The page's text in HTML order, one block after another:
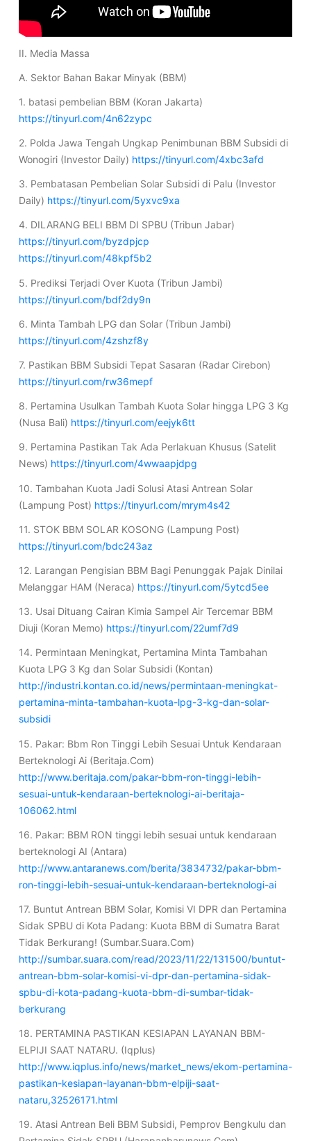
II. Media Massa
A. Sektor Bahan Bakar Minyak (BBM)
1. batasi pembelian BBM (Koran Jakarta)
https://tinyurl.com/4n62zypc
2. Polda Jawa Tengah Ungkap Penimbunan BBM Subsidi di
Wonogiri (Investor Daily) https://tinyurl.com/4xbc3afd
3. Pembatasan Pembelian Solar Subsidi di Palu (Investor
Daily) https://tinyurl.com/5yxvc9xa
4. DILARANG BELI BBM DI SPBU (Tribun Jabar)
https://tinyurl.com/byzdpjcp
https://tinyurl.com/48kpf5b2
5. Prediksi Terjadi Over Kuota (Tribun Jambi)
https://tinyurl.com/bdf2dy9n
6. Minta Tambah LPG dan Solar (Tribun Jambi)
https://tinyurl.com/4zshzf8y
7. Pastikan BBM Subsidi Tepat Sasaran (Radar Cirebon)
https://tinyurl.com/rw36mepf
8. Pertamina Usulkan Tambah Kuota Solar hingga LPG 3 Kg
(Nusa Bali) https://tinyurl.com/eejyk6tt
9. Pertamina Pastikan Tak Ada Perlakuan Khusus (Satelit
News) https://tinyurl.com/4wwaapjdpg
10. Tambahan Kuota Jadi Solusi Atasi Antrean Solar
(Lampung Post) https://tinyurl.com/mrym4s42
11. STOK BBM SOLAR KOSONG (Lampung Post)
https://tinyurl.com/bdc243az
12. Larangan Pengisian BBM Bagi Penunggak Pajak Dinilai
Melanggar HAM (Neraca) https://tinyurl.com/5ytcd5ee
13. Usai Dituang Cairan Kimia Sampel Air Tercemar BBM
Diuji (Koran Memo) https://tinyurl.com/22umf7d9
14. Permintaan Meningkat, Pertamina Minta Tambahan
Kuota LPG 3 Kg dan Solar Subsidi (Kontan)
http://industri.kontan.co.id/news/permintaan-meningkat-
pertamina-minta-tambahan-kuota-lpg-3-kg-dan-solar-
subsidi
15. Pakar: Bbm Ron Tinggi Lebih Sesuai Untuk Kendaraan
Berteknologi Ai (Beritaja.Com)
http://www.beritaja.com/pakar-bbm-ron-tinggi-lebih-
sesuai-untuk-kendaraan-berteknologi-ai-beritaja-
106062.html
16. Pakar: BBM RON tinggi lebih sesuai untuk kendaraan
berteknologi AI (Antara)
http://www.antaranews.com/berita/3834732/pakar-bbm-
ron-tinggi-lebih-sesuai-untuk-kendaraan-berteknologi-ai
17. Buntut Antrean BBM Solar, Komisi VI DPR dan Pertamina
Sidak SPBU di Kota Padang: Kuota BBM di Sumatra Barat
Tidak Berkurang! (Sumbar.Suara.Com)
http://sumbar.suara.com/read/2023/11/22/131500/buntut-
antrean-bbm-solar-komisi-vi-dpr-dan-pertamina-sidak-
spbu-di-kota-padang-kuota-bbm-di-sumbar-tidak-
berkurang
18. PERTAMINA PASTIKAN KESIAPAN LAYANAN BBM-
ELPIJI SAAT NATARU. (Iqplus)
http://www.iqplus.info/news/market_news/ekom-pertamina-
pastikan-kesiapan-layanan-bbm-elpiji-saat-
nataru,32526171.html
19. Atasi Antrean Beli BBM Subsidi, Pemprov Bengkulu dan